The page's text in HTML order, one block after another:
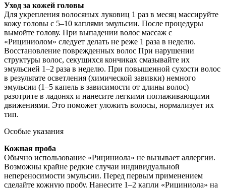
Уход за кожей головы
Для укрепления волосяных луковиц 1 раз в месяц массируйте
кожу головы с 5–10 каплями эмульсии. После процедуры
вымойте голову. При выпадении волос массаж с
«Рициниолом» следует делать не реже 1 раза в неделю.
Восстановление поврежденных волос При нарушении
структуры волос, секущихся кончиках смазывайте их
эмульсией 1–2 раза в неделю. При повышенной сухости волос
в результате осветления (химической завивки) немного
эмульсии (1–5 капель в зависимости от длины волос)
разотрите в ладонях и нанесите легкими поглаживающими
движениями. Это поможет уложить волосы, нормализует их
тип.
Особые указания
Кожная проба
Обычно использование «Рициниола» не вызывает аллергии.
Возможны крайне редкие случаи индивидуальной
непереносимости эмульсии. Перед первым применением
сделайте кожную пробу. Нанесите 1–2 капли «Рициниола» на